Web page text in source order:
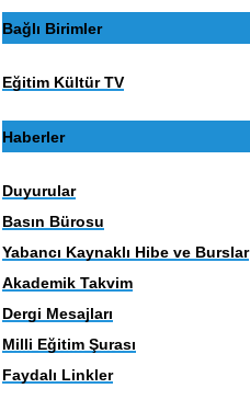
Bağlı Birimler
Eğitim Kültür TV
Haberler
Duyurular
Basın Bürosu
Yabancı Kaynaklı Hibe ve Burslar
Akademik Takvim
Dergi Mesajları
Milli Eğitim Şurası
Faydalı Linkler